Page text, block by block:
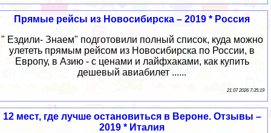
Прямые рейсы из Новосибирска – 2019 * Россия
" Ездили- Знаем" подготовили полный список, куда можно
улететь прямым рейсом из Новосибирска по России, в
Европу, в Азию - с ценами и лайфхаками, как купить
дешевый авиабилет ......
21 07 2026 7:35:19
12 мест, где лучше остановиться в Вероне. Отзывы –
2019 * Италия